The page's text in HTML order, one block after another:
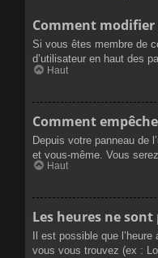
Comment modifier
Si vous êtes membre de
d’utilisateur en haut des
Haut
Comment
Depuis votre panneau de
et vous-même. Vous
Haut
Les heures ne sont
Il est possible que
vous vous trouvez (ex :